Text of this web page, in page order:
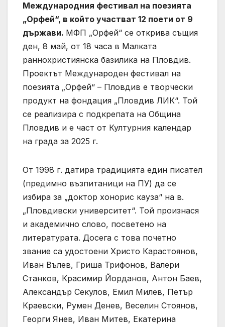
Международния фестивал на поезията
„Орфей“, в който участват 12 поети от 9
държави. МФП „Орфей“ се открива същия
ден, 8 май, от 18 часа в Малката
раннохристиянска базилика на Пловдив.
Проектът Международен фестивал на
поезията „Орфей“ – Пловдив е творчески
продукт на фондация „Пловдив ЛИК“. Той
се реализира с подкрепата на Община
Пловдив и е част от Културния календар
на града за 2025 г.
От 1998 г. датира традицията един писател
(предимно възпитаници на ПУ) да се
избира за „доктор хонорис кауза“ на в.
„Пловдивски университет“. Той произнася
и академично слово, посветено на
литературата. Досега с това почетно
звание са удостоени Христо Карастоянов,
Иван Вълев, Гриша Трифонов, Валери
Станков, Красимир Йорданов, Антон Баев,
Александър Секулов, Емил Милев, Петър
Краевски, Румен Денев, Веселин Стоянов,
Георги Янев, Иван Митев, Екатерина